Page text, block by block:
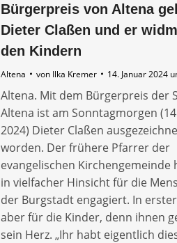
Bürgerpreis von Altena
Dieter Claßen und er
den Kindern
Altena von Ilka Kremer 14. Januar 2024
Altena. Mit dem Bürgerpreis der
Altena ist am Sonntagmorgen
2024) Dieter Claßen
worden. Der frühere Pfarrer der
evangelischen Kirchengemeinde
in vielfacher Hinsicht für die
der Burgstadt engagiert. In
aber für die Kinder, denn ihnen
sein Herz. „Ihr habt eigentlich